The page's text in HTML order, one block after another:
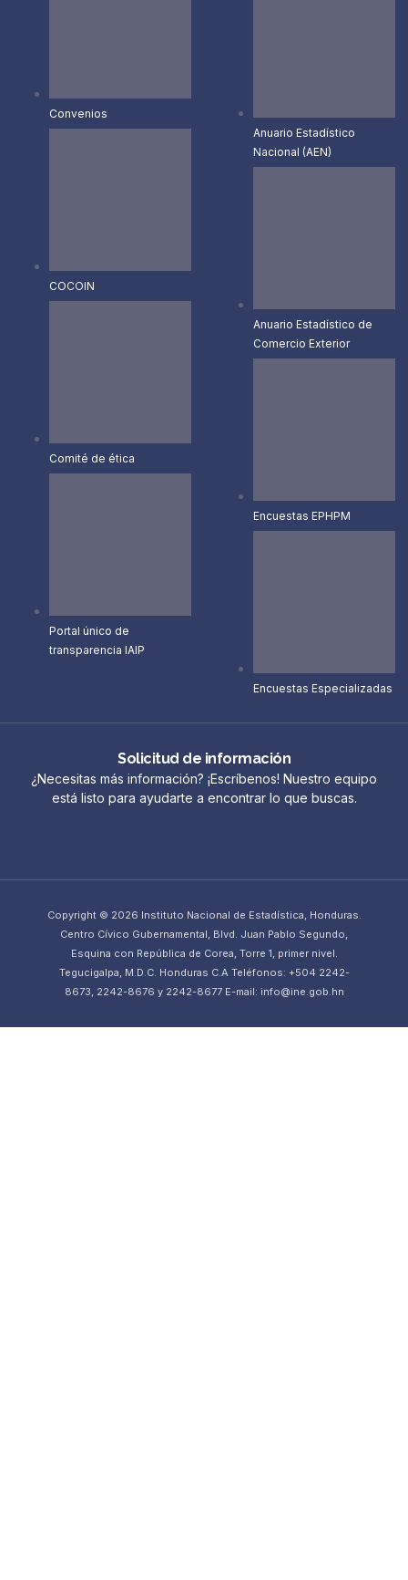
Convenios
COCOIN
Comité de ética
Portal único de
transparencia IAIP
Anuario Estadístico
Nacional (AEN)​
Anuario Estadístico de
Comercio Exterior
Encuestas EPHPM
Encuestas Especializadas
Solicitud de información
¿Necesitas más información? ¡Escríbenos! Nuestro equipo
está listo para ayudarte a encontrar lo que buscas.
Copyright © 2026 Instituto Nacional de Estadística, Honduras.
Centro Cívico Gubernamental, Blvd. Juan Pablo Segundo,
Esquina con República de Corea, Torre 1, primer nivel.
Tegucigalpa, M.D.C. Honduras C.A Teléfonos: +504 2242-
8673, 2242-8676 y 2242-8677 E-mail: info@ine.gob.hn